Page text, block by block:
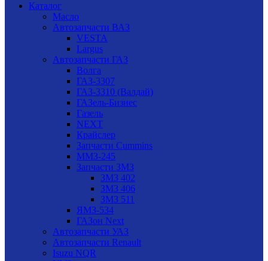
Каталог
Масло
Автозапчасти ВАЗ
VESTA
Largus
Автозапчасти ГАЗ
Волга
ГАЗ-3307
ГАЗ-3310 (Валдай)
ГАЗель-Бизнес
Газель
NEXT
Крайслер
Запчасти Cummins
ММЗ-245
Запчасти ЗМЗ
ЗМЗ 402
ЗМЗ 406
ЗМЗ 511
ЯМЗ-534
ГАЗон Next
Автозапчасти УАЗ
Автозапчасти Renault
Isuzu NQR